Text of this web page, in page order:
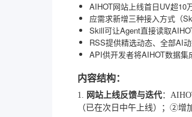
AIHOT网站上线首日UV超10
应需求新增三种接入方式（
Skill可让Agent直接读取
RSS提供精选动态、全部AI
API供开发者将AIHOT数据集
内容结构：
1. 网站上线反馈与迭代：
（已在次日中午上线）；②增